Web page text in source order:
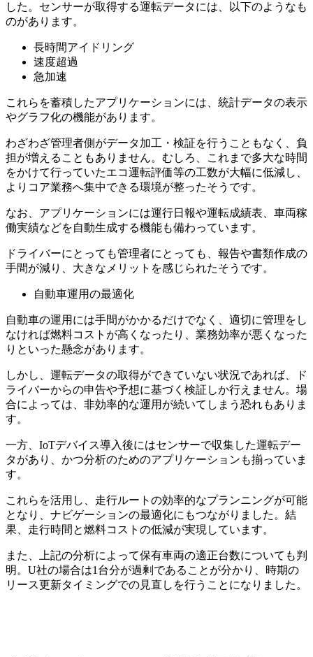
した。センサーが取得する運転データには、以下のようなも
のがあります。
長時間アイドリング
速度超過
急加速
これらを蓄積したアプリケーションには、統計データの表示
やグラフ化の機能があります。
わざわざ管理者側がデータ加工・検証を行うこともなく、負
担が増えることもありません。むしろ、これまで多大な時間
をかけて行っていたエコ運転評価等の工数が大幅に低減し、
よりコア業務へ集中できる環境が整ったそうです。
なお、アプリケーションには運行日報や運転成績表、車両稼
働実績などを自動生成する機能も備わっています。
ドライバーにとっても管理者にとっても、報告や書類作成の
手間が減り、大きなメリットを感じられたそうです。
自動車運用の最適化
自動車の運用には手間がかかるだけでなく、適切に管理をし
なければ燃料コストが高くなったり、業務効率が悪くなった
りといった懸念があります。
しかし、運転データの取得ができていない状況であれば、ド
ライバーからの申告や予想に基づく検証しか行えません。場
合によっては、非効率的な運用が続いてしまう恐れもありま
す。
一方、IoTデバイス導入後にはセンサーで収集した運転デー
タがあり、かつ分析のためのアプリケーションも揃っていま
す。
これらを活用し、走行ルートの効率的なプランニングが可能
となり、ナビゲーションの最適化にもつながりました。結
果、走行時間と燃料コストの低減が実現しています。
また、上記の分析によって保有車両の適正台数についても判
明。U社の場合は1台分が過剰であることが分かり、時期の
リース更新タイミングでの見直しを行うことになりました。